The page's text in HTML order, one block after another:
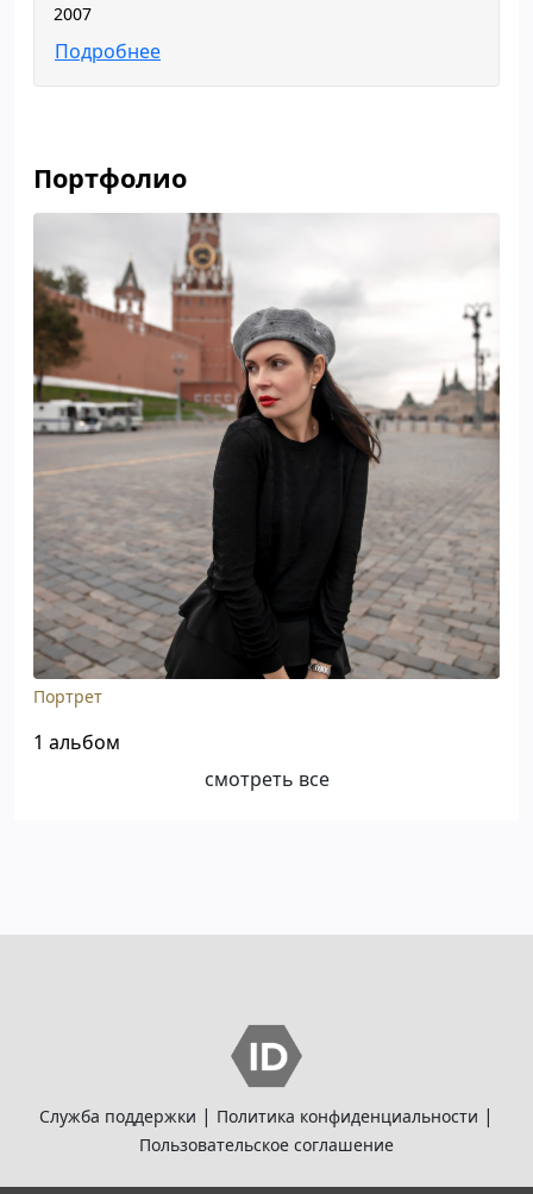
2007
Подробнее
Портфолио
Портрет
1 альбом
смотреть все
Служба поддержки | Политика конфиденциальности |
Пользовательское соглашение